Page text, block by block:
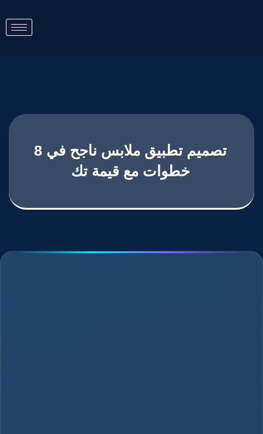
تصميم تطبيق ملابس ناجح في 8
خطوات مع قيمة تك